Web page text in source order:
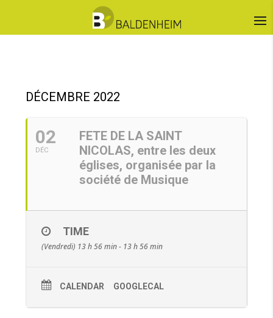
DÉCEMBRE 2022
02
DÉC
FETE DE LA SAINT
NICOLAS, entre les deux
églises, organisée par la
société de Musique
TIME
(Vendredi) 13 h 56 min - 13 h 56 min
CALENDAR GOOGLECAL